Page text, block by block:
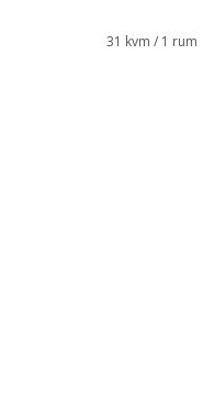
31 kvm / 1 rum